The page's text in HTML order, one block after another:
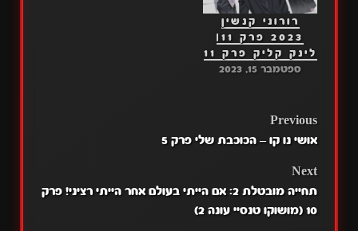
רורוני קנשין
2023 פרק 11|
לינק קליק פרק 11
ספטמבר 15, 2023
POST
Previous
אושי נו קו – הכוכבת שלי פרק 5
Next
תחייה מובטלת 2: אם הייתי בעולם אחר הייתי רציני! פרק
10 (מושוקו טנסיי עונה 2)